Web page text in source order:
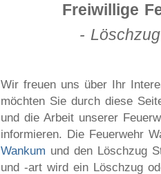
Freiwillige
-
Wir freuen uns über Ihr
möchten Sie durch diese
und die Arbeit unserer
informieren. Die Feuerwehr
Wankum und den Löschzug
und -art wird ein Löschzug